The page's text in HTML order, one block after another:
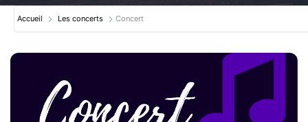
Accueil Les concerts Concert